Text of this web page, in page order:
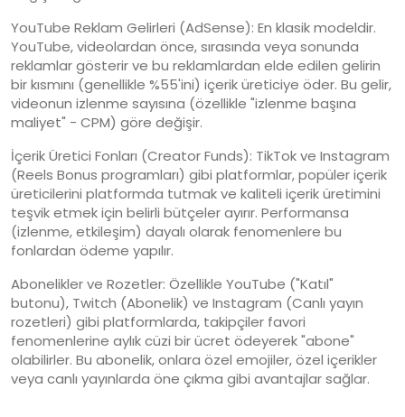
YouTube Reklam Gelirleri (AdSense): En klasik modeldir.
YouTube, videolardan önce, sırasında veya sonunda
reklamlar gösterir ve bu reklamlardan elde edilen gelirin
bir kısmını (genellikle %55'ini) içerik üreticiye öder. Bu gelir,
videonun izlenme sayısına (özellikle "izlenme başına
maliyet" - CPM) göre değişir.
İçerik Üretici Fonları (Creator Funds): TikTok ve Instagram
(Reels Bonus programları) gibi platformlar, popüler içerik
üreticilerini platformda tutmak ve kaliteli içerik üretimini
teşvik etmek için belirli bütçeler ayırır. Performansa
(izlenme, etkileşim) dayalı olarak fenomenlere bu
fonlardan ödeme yapılır.
Abonelikler ve Rozetler: Özellikle YouTube ("Katıl"
butonu), Twitch (Abonelik) ve Instagram (Canlı yayın
rozetleri) gibi platformlarda, takipçiler favori
fenomenlerine aylık cüzi bir ücret ödeyerek "abone"
olabilirler. Bu abonelik, onlara özel emojiler, özel içerikler
veya canlı yayınlarda öne çıkma gibi avantajlar sağlar.